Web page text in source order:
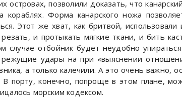
островах, позволили доказать, что
кораблях. Форма канарского ножа
Этот же хват, как бритвой,
и протыкать мягкие ткани, и бить
случае отбойник будет неудобно
удары на при «выяснении
а только калечили. А это очень важно,
порту, конечно, попроще в этом плане,
морским кодексом.